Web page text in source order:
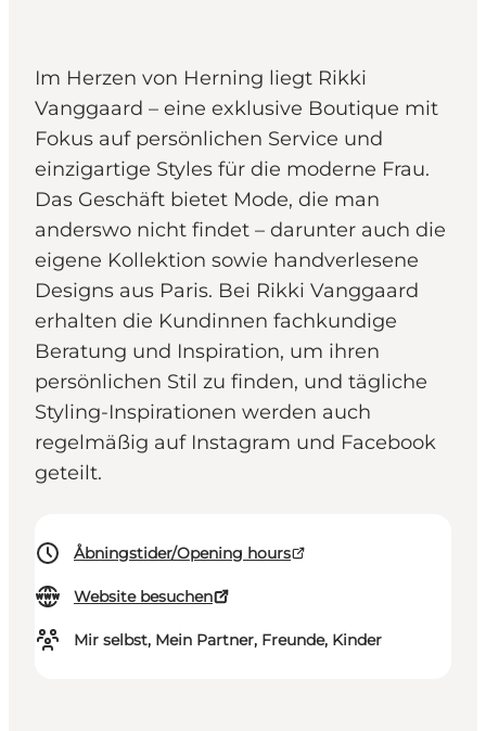
Im Herzen von Herning liegt Rikki
Vanggaard – eine exklusive Boutique mit
Fokus auf persönlichen Service und
einzigartige Styles für die moderne Frau.
Das Geschäft bietet Mode, die man
anderswo nicht findet – darunter auch die
eigene Kollektion sowie handverlesene
Designs aus Paris. Bei Rikki Vanggaard
erhalten die Kundinnen fachkundige
Beratung und Inspiration, um ihren
persönlichen Stil zu finden, und tägliche
Styling-Inspirationen werden auch
regelmäßig auf Instagram und Facebook
geteilt.
Åbningstider/Opening hours
Website besuchen
Mir selbst, Mein Partner, Freunde, Kinder